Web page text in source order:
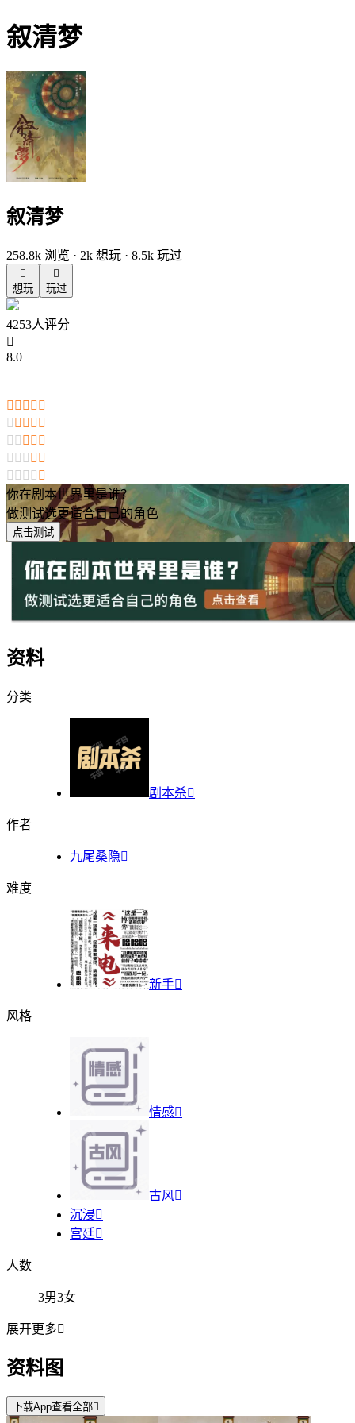
叙清梦
叙清梦
258.8k 浏览 · 2k 想玩 · 8.5k 玩过

想玩

玩过
4253人评分

8.0
    
    
    
    
    
你在剧本世界里是谁？
做测试选更适合自己的角色
点击测试
资料
分类
剧本杀
作者
九尾桑隐
难度
新手
风格
情感
古风
沉浸
宫廷
人数
3男3女
展开更多
资料图
下载App查看全部